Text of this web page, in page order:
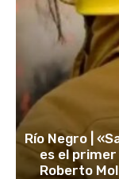
Río Negro |
es el
Roberto